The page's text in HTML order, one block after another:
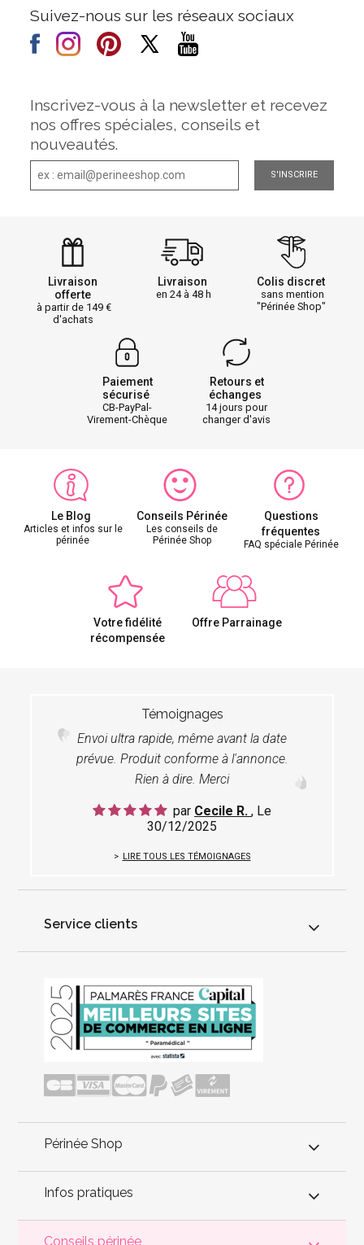
Suivez-nous sur les réseaux sociaux
Inscrivez-vous à la newsletter et recevez
nos offres spéciales, conseils et
nouveautés.
S'INSCRIRE
Livraison
offerte
à partir de 149
d'achats
Livraison
en 24 à 48 h
Colis discret
sans mention
"Périnée Shop"
Paiement
sécurisé
CB-PayPal-
Virement-Chèque
Retours et
échanges
14 jours pour
changer d'avis
Le Blog
Articles et infos sur le
périnée
Conseils Périnée
Les conseils de
Périnée Shop
Questions
fréquentes
FAQ spéciale Périnée
Votre fidélité
récompensée
Offre Parrainage
Témoignages
Envoi ultra rapide, même avant la date
prévue. Produit conforme à l'annonce.
Rien à dire. Merci
par Cecile R. , Le
30/12/2025
LIRE TOUS LES TÉMOIGNAGES
Service clients
Périnée Shop
Infos pratiques
Conseils périnée